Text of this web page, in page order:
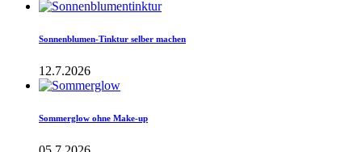
Sonnenblumen-Tinktur selber machen
12.7.2026
Sommerglow ohne Make-up